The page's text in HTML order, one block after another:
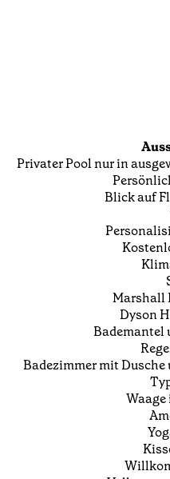
Privater Pool nur in
Blick auf
Marshall
Dyson
Bademantel
Badezimmer mit Dusche